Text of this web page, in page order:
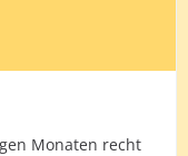
Monaten recht